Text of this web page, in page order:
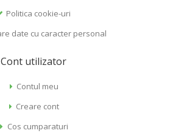
Politica cookie-uri
date cu caracter personal
Cont utilizator
Contul meu
Creare cont
Cos cumparaturi